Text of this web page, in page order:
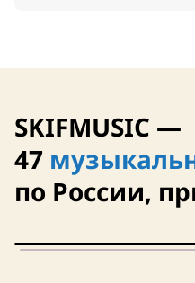
SKIFMUSIC —
47
по России,